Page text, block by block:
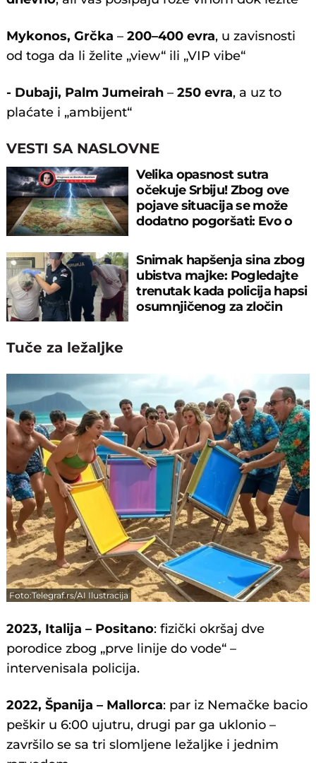
Mykonos, Grčka –200–400 evra, u zavisnosti
od toga da li želite „view“ ili „VIP vibe“
- Dubaji, Palm Jumeirah –250 evra, a uz to
plaćate i „ambijent“
VESTI SA NASLOVNE
Velika opasnost sutra
očekuje Srbiju! Zbog ove
pojave situacija se može
dodatno pogoršati: Evo o
Snimak hapšenja sina zbog
ubistva majke: Pogledajte
trenutak kada policija hapsi
osumnjičenog za zločin
Tuče za ležaljke
Foto:Telegraf.rs/AI Ilustracija
2023, Italija – Positano: fizički okršaj dve
porodice zbog „prve linije do vode“ –
intervenisala policija.
2022, Španija – Mallorca: par iz Nemačke bacio
peškir u 6:00 ujutru, drugi par ga uklonio –
završilo se sa tri slomljene ležaljke i jednim